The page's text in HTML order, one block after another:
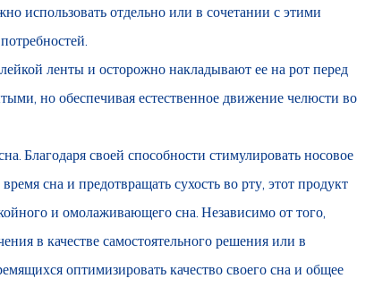
использовать отдельно или в сочетании с этими
ленты и осторожно накладывают ее на рот перед
но обеспечивая естественное движение челюсти во
Благодаря своей способности стимулировать носовое
сна и предотвращать сухость во рту, этот продукт
и омолаживающего сна. Независимо от того,
в качестве самостоятельного решения или в
оптимизировать качество своего сна и общее